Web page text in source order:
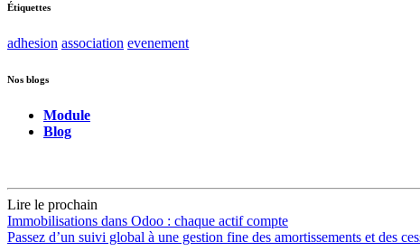
Étiquettes
adhesion association evenement
Nos blogs
Module
Blog
Lire le prochain
Immobilisations dans Odoo : chaque actif compte
Passez d’un suivi global à une gestion fine des amortissements et des